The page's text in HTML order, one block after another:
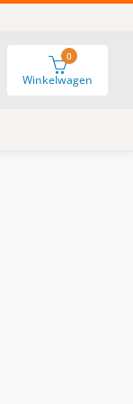
Winkelwagen
0